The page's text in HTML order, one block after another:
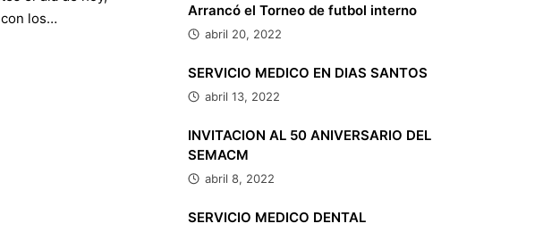
los…
Arrancó el Torneo de futbol interno
abril 20, 2022
SERVICIO MEDICO EN DIAS SANTOS
abril 13, 2022
INVITACION AL 50 ANIVERSARIO DEL
SEMACM
abril 8, 2022
SERVICIO MEDICO DENTAL